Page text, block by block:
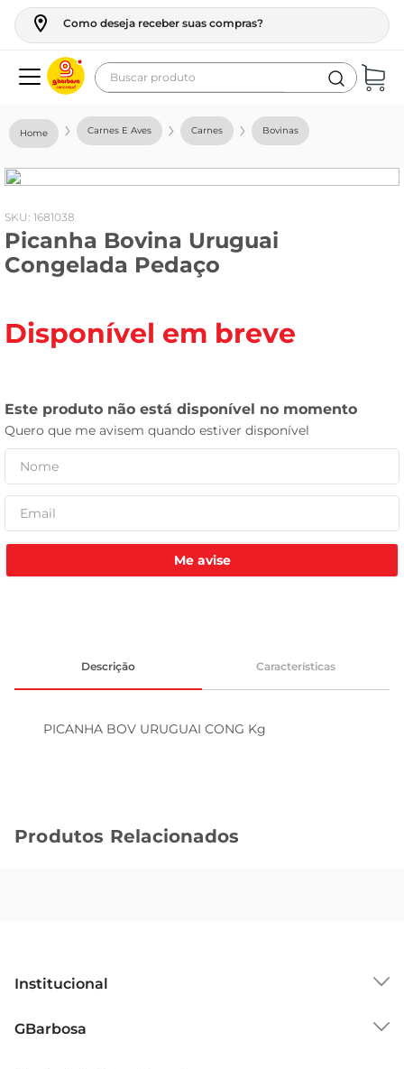
Como deseja receber suas compras?
Buscar produto
Carnes E Aves Carnes Bovinas
: 1681038
Picanha Bovina Uruguai
Congelada Pedaço
Disponível em breve
Me avise
Descrição Características
PICANHA BOV URUGUAI CONG Kg
Produtos Relacionados
Institucional
Grupo Cencosud
GBarbosa
geladeira
fogao
café
cerveja
leite
tv